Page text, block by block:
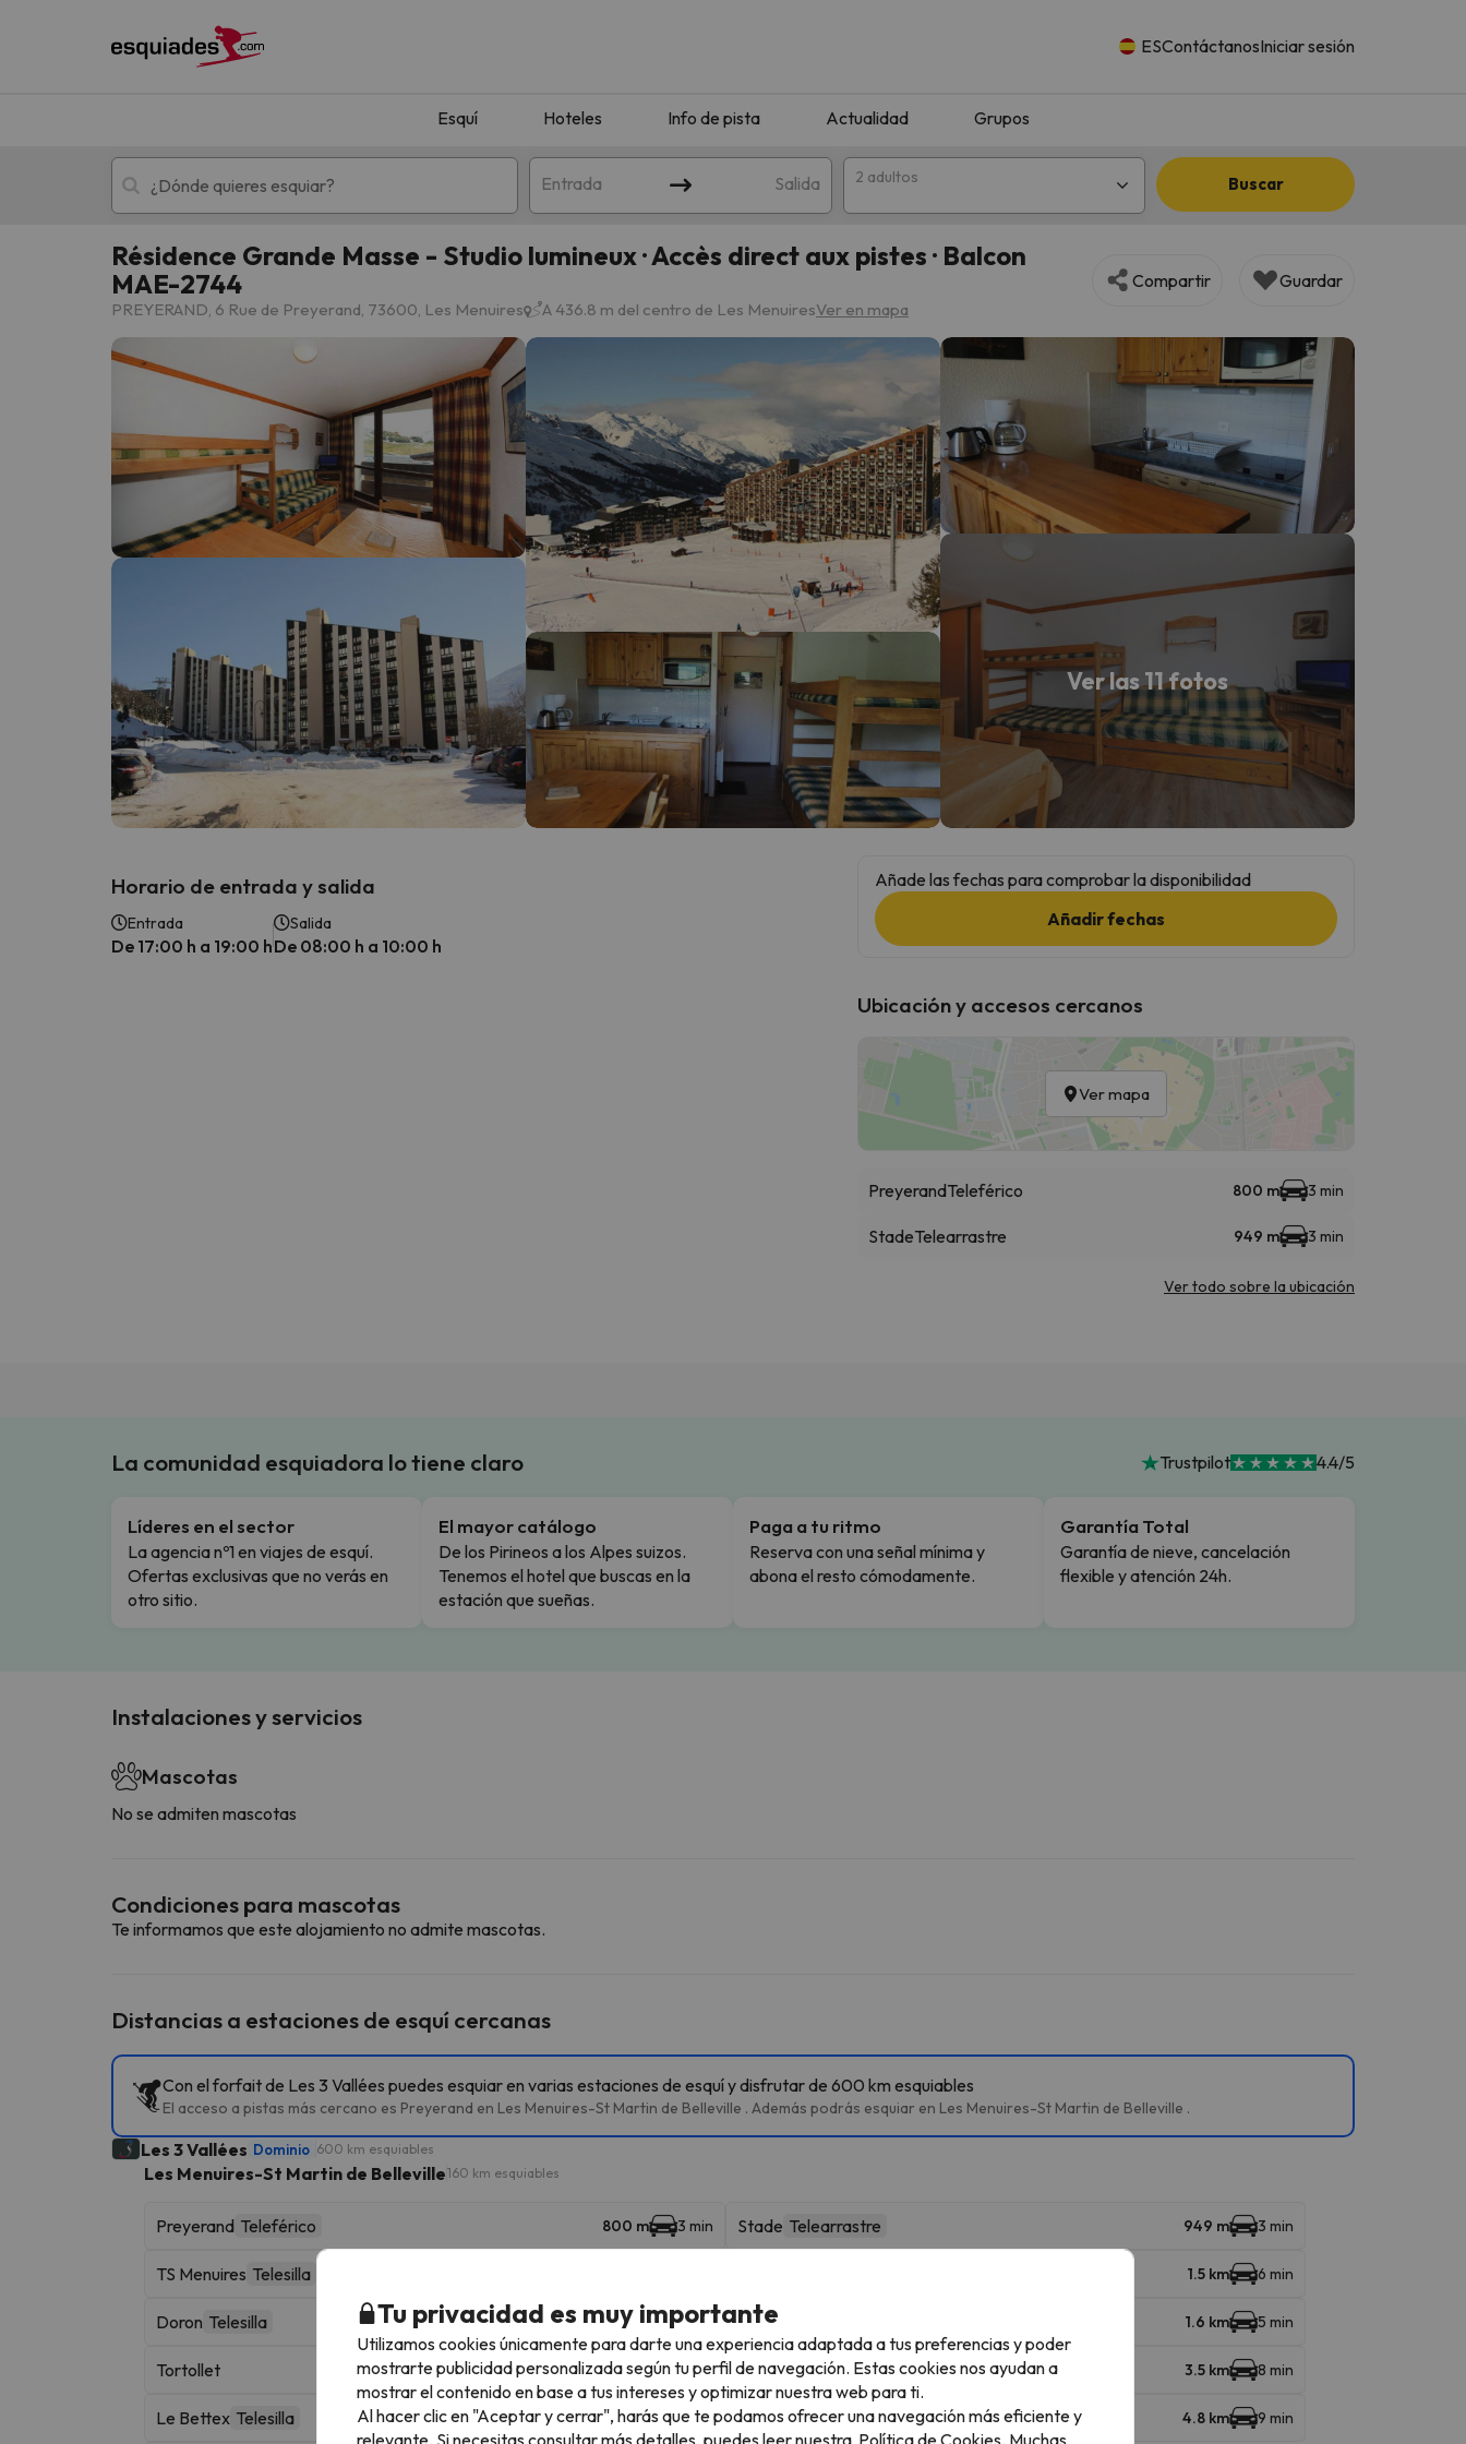
ESContáctanosIniciar sesión
Esquí Hoteles Info de pista Actualidad Grupos
Entrada Salida 2 adultos Buscar
Esquí
¡Vaya! No hemos encontrado ningún resultado que coincida con tu búsqueda. Prueba a modificar el destino.
¡Vaya! Parece que nuestro buscador ha perdido el norte. En cuanto encuentre su brújula vuelve.
Résidence Grande Masse - Studio lumineux · Accès direct aux pistes · Balcon
MAE-2744
PREYERAND, 6 Rue de Preyerand, 73600, Les Menuires A 436.8 m del centro de Les MenuiresVer en mapa
Compartir Guardar
Ver las 11 fotos
Horario de entrada y salida
Entrada
De 17:00 h a 19:00 h
Salida
De 08:00 h a 10:00 h
Añade las fechas para comprobar la disponibilidad
Añadir fechas
Ubicación y accesos cercanos
Ver mapa
PreyerandTeleférico 800 m 3 min
StadeTelearrastre 949 m 3 min
Ver todo sobre la ubicación
La comunidad esquiadora lo tiene claro Trustpilot 4.4/5
Líderes en el sector
La agencia nº1 en viajes de esquí.
Ofertas exclusivas que no verás en
otro sitio.
El mayor catálogo
De los Pirineos a los Alpes suizos.
Tenemos el hotel que buscas en la
estación que sueñas.
Paga a tu ritmo
Reserva con una señal mínima y
abona el resto cómodamente.
Garantía Total
Garantía de nieve, cancelación
flexible y atención 24h.
Instalaciones y servicios
Mascotas
No se admiten mascotas
Condiciones para mascotas
Te informamos que este alojamiento no admite mascotas.
Distancias a estaciones de esquí cercanas
Con el forfait de Les 3 Vallées puedes esquiar en varias estaciones de esquí y disfrutar de 600 km esquiables
El acceso a pistas más cercano es Preyerand en Les Menuires-St Martin de Belleville . Además podrás esquiar en Les Menuires-St Martin de Belleville .
Les 3 Vallées Dominio 600 km esquiables
Les Menuires-St Martin de Belleville160 km esquiables
Preyerand Teleférico 800 m 3 min Stade Telearrastre 949 m 3 min
TS Menuires Telesilla 1.5 km 6 min
Doron Telesilla 1.6 km 6 min Roc 1 1.6 km 5 min
Tortollet 3.2 km 7 min Bruyères 1 Telecabina 3.5 km 8 min
Le Bettex Telesilla 3.9 km 13 min Sunny Express Telesilla 4.8 km 9 min
Tu privacidad es muy importante
Utilizamos cookies únicamente para darte una experiencia adaptada a tus preferencias y poder
mostrarte publicidad personalizada según tu perfil de navegación. Estas cookies nos ayudan a
mostrar el contenido en base a tus intereses y optimizar nuestra web para ti.
Al hacer clic en "Aceptar y cerrar", harás que te podamos ofrecer una navegación más eficiente y
relevante. Si necesitas consultar más detalles, puedes leer nuestra Política de Cookies. Muchas